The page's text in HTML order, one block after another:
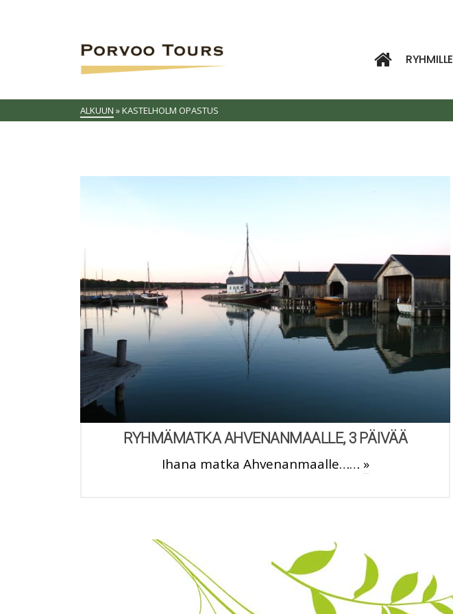
RYHMILLE
ALKUUN »KASTELHOLM OPASTUS
RYHMÄMATKA AHVENANMAALLE, 3 PÄIVÄÄ
Ihana matka Ahvenanmaalle…… »